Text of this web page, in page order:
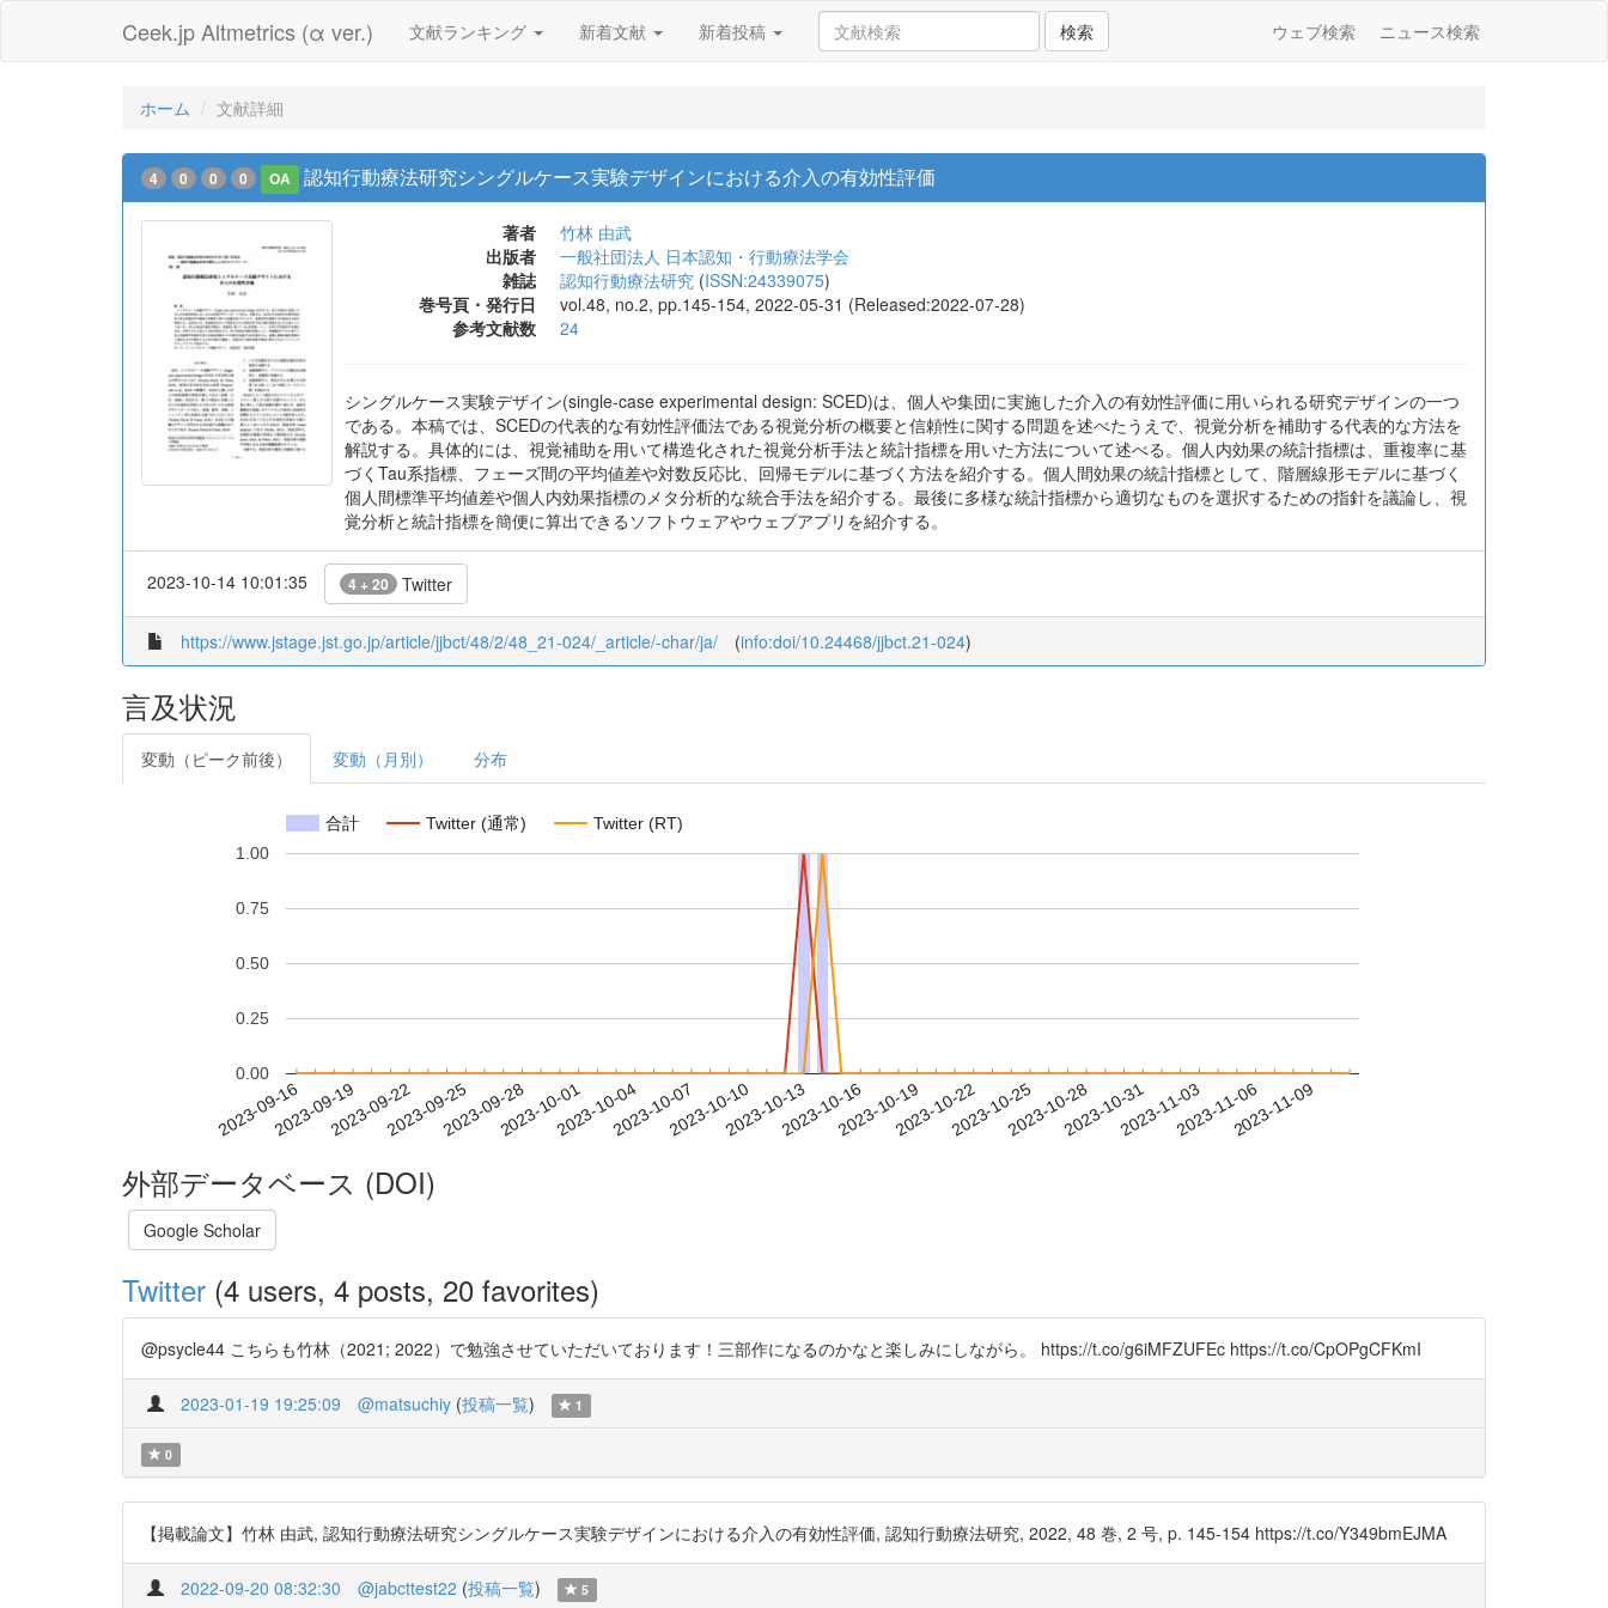
Ceek.jp Altmetrics (α ver.) 文献ランキング 新着文献 新着投稿 検索 ウェブ検索 ニュース検索
ホーム 文献詳細
4 0 0 0 OA 認知行動療法研究シングルケース実験デザインにおける介入の有効性評価
著者
竹林 由武
出版者
一般社団法人 日本認知・行動療法学会
雑誌
認知行動療法研究 (ISSN:24339075)
巻号頁・発行日
vol.48, no.2, pp.145-154, 2022-05-31 (Released:2022-07-28)
参考文献数
24
シングルケース実験デザイン(single-case experimental design: SCED)は、個人や集団に実施した介入の有効性評価に用いられる研究デザインの一つ
である。本稿では、SCEDの代表的な有効性評価法である視覚分析の概要と信頼性に関する問題を述べたうえで、視覚分析を補助する代表的な方法を
解説する。具体的には、視覚補助を用いて構造化された視覚分析手法と統計指標を用いた方法について述べる。個人内効果の統計指標は、重複率に基
づくTau系指標、フェーズ間の平均値差や対数反応比、回帰モデルに基づく方法を紹介する。個人間効果の統計指標として、階層線形モデルに基づく
個人間標準平均値差や個人内効果指標のメタ分析的な統合手法を紹介する。最後に多様な統計指標から適切なものを選択するための指針を議論し、視
覚分析と統計指標を簡便に算出できるソフトウェアやウェブアプリを紹介する。
2023-10-14 10:01:35 4 + 20 Twitter
https://www.jstage.jst.go.jp/article/jjbct/48/2/48_21-024/_article/-char/ja/ (info:doi/10.24468/jjbct.21-024)
言及状況
変動（ピーク前後） 変動（月別） 分布
合計 Twitter (通常) Twitter (RT)
2023-09-162023-09-192023-09-222023-09-252023-09-282023-10-012023-10-042023-10-072023-10-102023-10-132023-10-162023-10-192023-10-222023-10-252023-10-282023-10-312023-11-032023-11-062023-11-09
0.00
0.25
0.50
0.75
1.00
外部データベース (DOI)
Google Scholar
Twitter (4 users, 4 posts, 20 favorites)
@psycle44 こちらも竹林（2021; 2022）で勉強させていただいております！三部作になるのかなと楽しみにしながら。 https://t.co/g6iMFZUFEc https://t.co/CpOPgCFKmI
2023-01-19 19:25:09 @matsuchiy (投稿一覧) 1
0
【掲載論文】竹林 由武, 認知行動療法研究シングルケース実験デザインにおける介入の有効性評価, 認知行動療法研究, 2022, 48 巻, 2 号, p. 145-154 https://t.co/Y349bmEJMA
2022-09-20 08:32:30 @jabcttest22 (投稿一覧) 5